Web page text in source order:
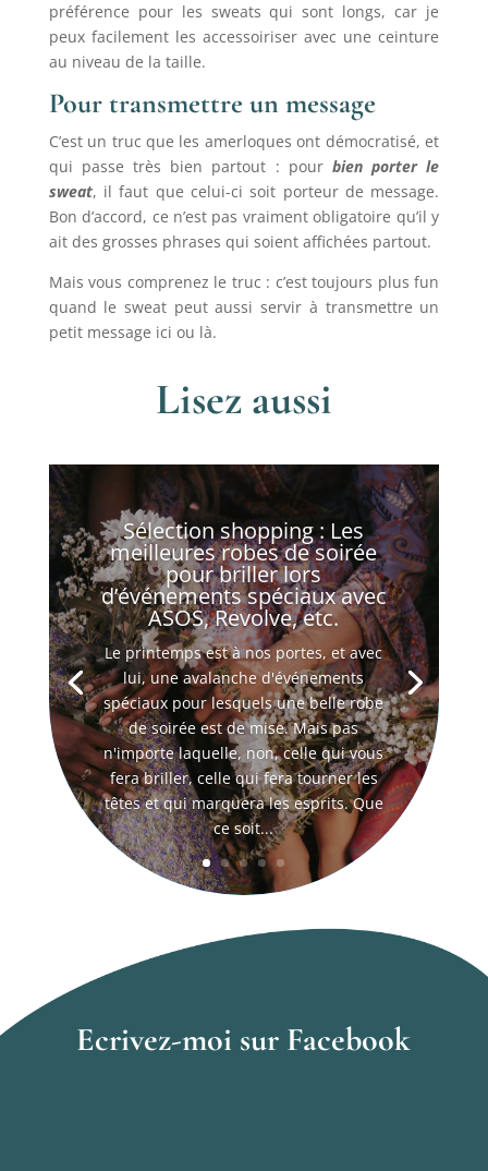
préférence pour les sweats qui sont longs, car je
peux facilement les accessoiriser avec une ceinture
au niveau de la taille.
Pour transmettre un message
C’est un truc que les amerloques ont démocratisé, et
qui passe très bien partout : pour bien porter le
sweat, il faut que celui-ci soit porteur de message.
Bon d’accord, ce n’est pas vraiment obligatoire qu’il y
ait des grosses phrases qui soient affichées partout.
Mais vous comprenez le truc : c’est toujours plus fun
quand le sweat peut aussi servir à transmettre un
petit message ici ou là.
Lisez aussi
Sélection shopping : Les
meilleures robes de soirée
pour briller lors
d’événements spéciaux avec
ASOS, Revolve, etc.
Le printemps est à nos portes, et avec
lui, une avalanche d'événements
spéciaux pour lesquels une belle robe
de soirée est de mise. Mais pas
n'importe laquelle, non, celle qui vous
fera briller, celle qui fera tourner les
têtes et qui marquera les esprits. Que
ce soit...
Ecrivez-moi sur Facebook